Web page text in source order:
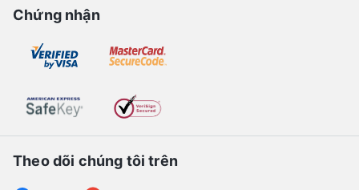
Chứng nhận
Theo dõi chúng tôi trên